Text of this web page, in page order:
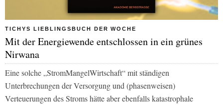
TICHYS LIEBLINGSBUCH DER WOCHE
Mit der Energiewende entschlossen in ein grünes
Nirwana
Eine solche „StromMangelWirtschaft“ mit ständigen
Unterbrechungen der Versorgung und (phasenweisen)
Verteuerungen des Stroms hätte aber ebenfalls katastrophale